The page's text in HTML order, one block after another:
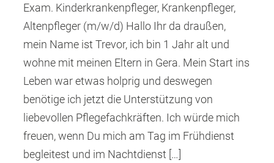
Exam. Kinderkrankenpfleger, Krankenpfleger,
Altenpfleger (m/w/d) Hallo Ihr da draußen,
mein Name ist Trevor, ich bin 1 Jahr alt und
wohne mit meinen Eltern in Gera. Mein Start ins
Leben war etwas holprig und deswegen
benötige ich jetzt die Unterstützung von
liebevollen Pflegefachkräften. Ich würde mich
freuen, wenn Du mich am Tag im Frühdienst
begleitest und im Nachtdienst […]